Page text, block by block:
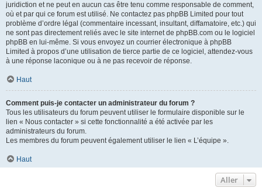
juridiction et ne peut en aucun cas être tenu comme responsable de comment,
où et par qui ce forum est utilisé. Ne contactez pas phpBB Limited pour tout
problème d’ordre légal (commentaire incessant, insultant, diffamatoire, etc.) qui
ne sont pas directement reliés avec le site internet de phpBB.com ou le logiciel
phpBB en lui-même. Si vous envoyez un courrier électronique à phpBB
Limited à propos d’une utilisation de tierce partie de ce logiciel, attendez-vous
à une réponse laconique ou à ne pas recevoir de réponse.
Haut
Comment puis-je contacter un administrateur du forum ?
Tous les utilisateurs du forum peuvent utiliser le formulaire disponible sur le
lien « Nous contacter » si cette fonctionnalité a été activée par les
administrateurs du forum.
Les membres du forum peuvent également utiliser le lien « L’équipe ».
Haut
Aller